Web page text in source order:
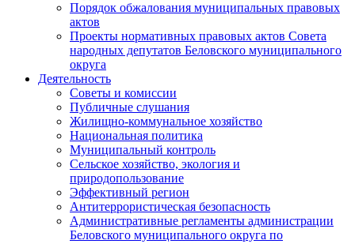
Порядок обжалования муниципальных правовых
актов
Проекты нормативных правовых актов Совета
народных депутатов Беловского муниципального
округа
Деятельность
Советы и комиссии
Публичные слушания
Жилищно-коммунальное хозяйство
Национальная политика
Муниципальный контроль
Сельское хозяйство, экология и
природопользование
Эффективный регион
Антитеррористическая безопасность
Административные регламенты администрации
Беловского муниципального округа по